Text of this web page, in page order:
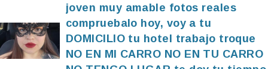
joven muy amable fotos reales
compruebalo hoy, voy a tu
DOMICILIO tu hotel trabajo troque
NO EN MI CARRO NO EN TU CARRO